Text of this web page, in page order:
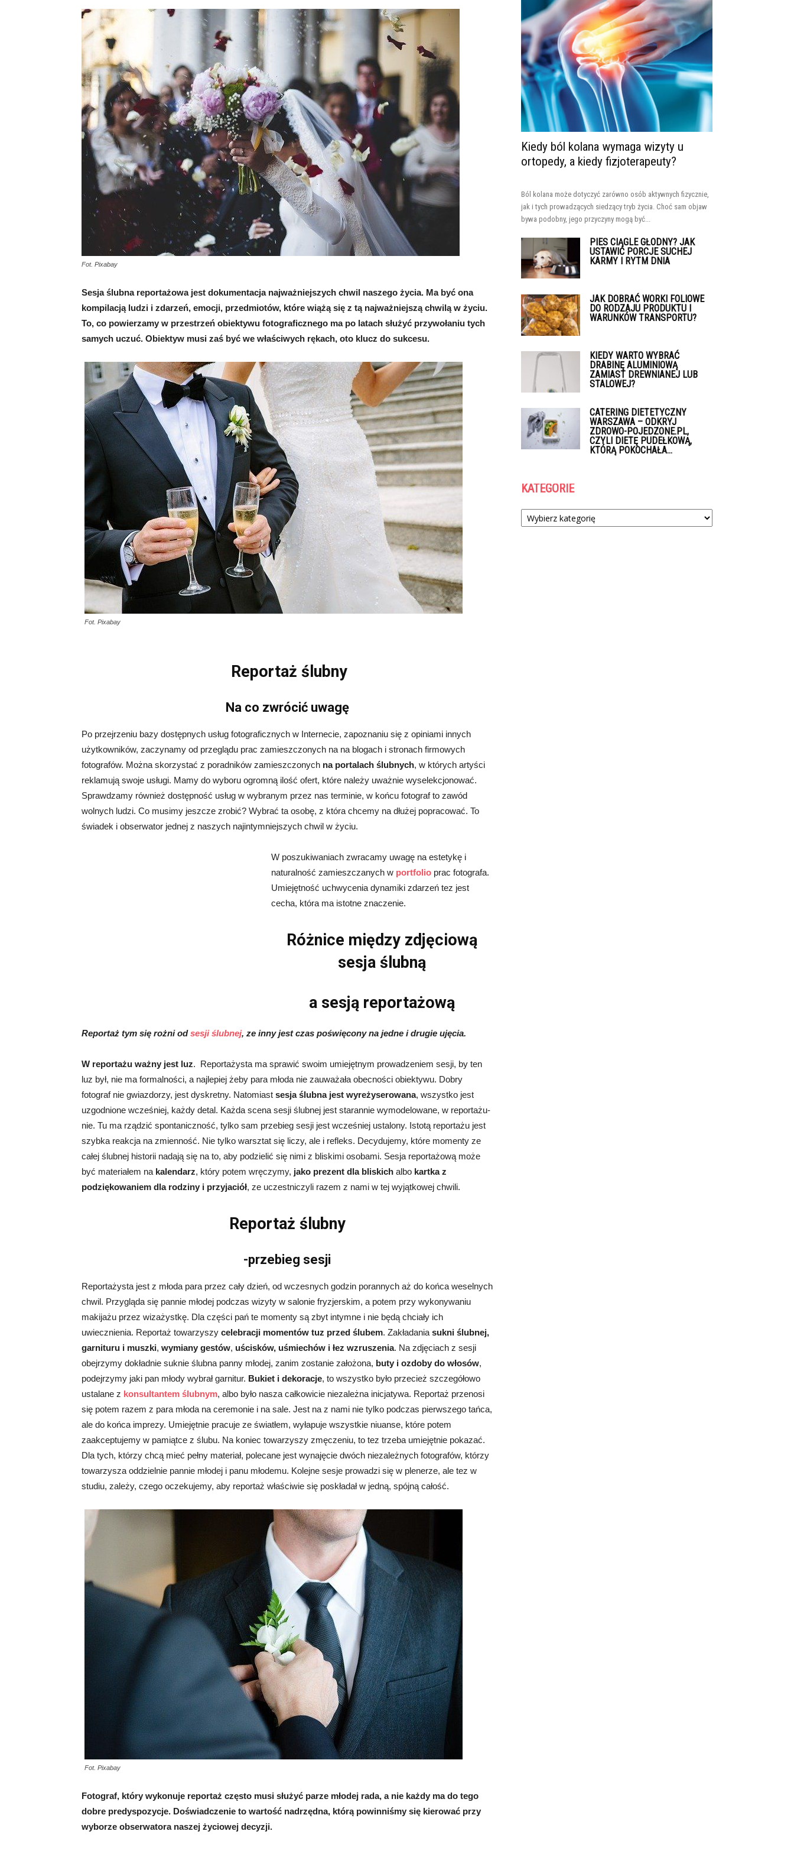
Fot. Pixabay
Sesja ślubna reportażowa jest dokumentacja najważniejszych chwil naszego życia. Ma być ona
kompilacją ludzi i zdarzeń, emocji, przedmiotów, które wiążą się z tą najważniejszą chwilą w życiu.
To, co powierzamy w przestrzeń obiektywu fotograficznego ma po latach służyć przywołaniu tych
samych uczuć. Obiektyw musi zaś być we właściwych rękach, oto klucz do sukcesu.
Fot. Pixabay
Reportaż ślubny
Na co zwrócić uwagę
Po przejrzeniu bazy dostępnych usług fotograficznych w Internecie, zapoznaniu się z opiniami innych
użytkowników, zaczynamy od przeglądu prac zamieszczonych na na blogach i stronach firmowych
fotografów. Można skorzystać z poradników zamieszczonych na portalach ślubnych, w których artyści
reklamują swoje usługi. Mamy do wyboru ogromną ilość ofert, które należy uważnie wyselekcjonować.
Sprawdzamy również dostępność usług w wybranym przez nas terminie, w końcu fotograf to zawód
wolnych ludzi. Co musimy jeszcze zrobić? Wybrać ta osobę, z która chcemy na dłużej popracować. To
świadek i obserwator jednej z naszych najintymniejszych chwil w życiu.
W poszukiwaniach zwracamy uwagę na estetykę i
naturalność zamieszczanych w portfolio prac fotografa.
Umiejętność uchwycenia dynamiki zdarzeń tez jest
cecha, która ma istotne znaczenie.
Różnice między zdjęciową
sesja ślubną
a sesją reportażową
Reportaż tym się rożni odsesji ślubnej, ze inny jest czas poświęcony na jedne i drugie ujęcia.
W reportażu ważny jest luz. Reportażysta ma sprawić swoim umiejętnym prowadzeniem sesji, by ten
luz był, nie ma formalności, a najlepiej żeby para młoda nie zauważała obecności obiektywu. Dobry
fotograf nie gwiazdorzy, jest dyskretny. Natomiast sesja ślubna jest wyreżyserowana, wszystko jest
uzgodnione wcześniej, każdy detal. Każda scena sesji ślubnej jest starannie wymodelowane, w reportażu-
nie. Tu ma rządzić spontaniczność, tylko sam przebieg sesji jest wcześniej ustalony. Istotą reportażu jest
szybka reakcja na zmienność. Nie tylko warsztat się liczy, ale i refleks. Decydujemy, które momenty ze
całej ślubnej historii nadają się na to, aby podzielić się nimi z bliskimi osobami. Sesja reportażową może
być materiałem na kalendarz, który potem wręczymy, jako prezent dla bliskich albo kartka z
podziękowaniem dla rodziny i przyjaciół, ze uczestniczyli razem z nami w tej wyjątkowej chwili.
Reportaż ślubny
-przebieg sesji
Reportażysta jest z młoda para przez cały dzień, od wczesnych godzin porannych aż do końca weselnych
chwil. Przygląda się pannie młodej podczas wizyty w salonie fryzjerskim, a potem przy wykonywaniu
makijażu przez wizażystkę. Dla części pań te momenty są zbyt intymne i nie będą chciały ich
uwiecznienia. Reportaż towarzyszy celebracji momentów tuz przed ślubem. Zakładania sukni ślubnej,
garnituru i muszki, wymiany gestów, uścisków, uśmiechów i łez wzruszenia. Na zdjęciach z sesji
obejrzymy dokładnie suknie ślubna panny młodej, zanim zostanie założona, buty i ozdoby do włosów,
podejrzymy jaki pan młody wybrał garnitur. Bukiet i dekoracje, to wszystko było przecież szczegółowo
ustalane z konsultantem ślubnym, albo było nasza całkowicie niezależna inicjatywa. Reportaż przenosi
się potem razem z para młoda na ceremonie i na sale. Jest na z nami nie tylko podczas pierwszego tańca,
ale do końca imprezy. Umiejętnie pracuje ze światłem, wyłapuje wszystkie niuanse, które potem
zaakceptujemy w pamiątce z ślubu. Na koniec towarzyszy zmęczeniu, to tez trzeba umiejętnie pokazać.
Dla tych, którzy chcą mieć pełny materiał, polecane jest wynajęcie dwóch niezależnych fotografów, którzy
towarzysza oddzielnie pannie młodej i panu młodemu. Kolejne sesje prowadzi się w plenerze, ale tez w
studiu, zależy, czego oczekujemy, aby reportaż właściwie się poskładał w jedną, spójną całość.
Fot. Pixabay
Fotograf, który wykonuje reportaż często musi służyć parze młodej rada, a nie każdy ma do tego
dobre predyspozycje. Doświadczenie to wartość nadrzędna, którą powinniśmy się kierować przy
wyborze obserwatora naszej życiowej decyzji.
Kiedy ból kolana wymaga wizyty u
ortopedy, a kiedy fizjoterapeuty?
Ból kolana może dotyczyć zarówno osób aktywnych fizycznie,
jak i tych prowadzących siedzący tryb życia. Choć sam objaw
bywa podobny, jego przyczyny mogą być...
PIES CIĄGLE GŁODNY? JAK
USTAWIĆ PORCJE SUCHEJ
KARMY I RYTM DNIA
JAK DOBRAĆ WORKI FOLIOWE
DO RODZAJU PRODUKTU I
WARUNKÓW TRANSPORTU?
KIEDY WARTO WYBRAĆ
DRABINĘ ALUMINIOWĄ
ZAMIAST DREWNIANEJ LUB
STALOWEJ?
CATERING DIETETYCZNY
WARSZAWA – ODKRYJ
ZDROWO-POJEDZONE.PL,
CZYLI DIETĘ PUDEŁKOWĄ,
KTÓRĄ POKOCHAŁA...
KATEGORIE
Kategorie